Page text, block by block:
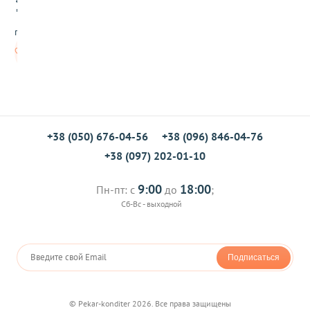
р
б
е
грн/шт
+38 (050) 676-04-56
+38 (096) 846-04-76
+38 (097) 202-01-10
Пн-пт: с 9:00 до 18:00;
Сб-Вс - выходной
Подписаться
© Pekar-konditer 2026. Все права защищены